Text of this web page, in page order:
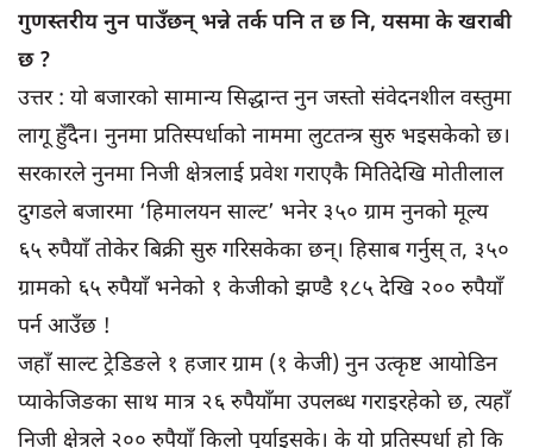
गुणस्तरीय नुन पाउँछन् भन्ने तर्क पनि त छ नि, यसमा के खराबी
छ ?
उत्तर : यो बजारको सामान्य सिद्धान्त नुन जस्तो संवेदनशील वस्तुमा
लागू हुँदैन। नुनमा प्रतिस्पर्धाको नाममा लुटतन्त्र सुरु भइसकेको छ।
सरकारले नुनमा निजी क्षेत्रलाई प्रवेश गराएकै मितिदेखि मोतीलाल
दुगडले बजारमा ‘हिमालयन साल्ट’ भनेर ३५० ग्राम नुनको मूल्य
६५ रुपैयाँ तोकेर बिक्री सुरु गरिसकेका छन्। हिसाब गर्नुस् त, ३५०
ग्रामको ६५ रुपैयाँ भनेको १ केजीको झण्डै १८५ देखि २०० रुपैयाँ
पर्न आउँछ !
जहाँ साल्ट ट्रेडिङले १ हजार ग्राम (१ केजी) नुन उत्कृष्ट आयोडिन
प्याकेजिङका साथ मात्र २६ रुपैयाँमा उपलब्ध गराइरहेको छ, त्यहाँ
निजी क्षेत्रले २०० रुपैयाँ किलो पुर्याइसके। के यो प्रतिस्पर्धा हो कि